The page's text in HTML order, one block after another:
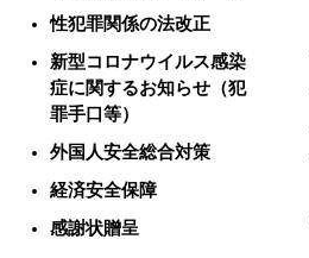
性犯罪関係の法改正
新型コロナウイルス感染
症に関するお知らせ（犯
罪手口等）
外国人安全総合対策
経済安全保障
感謝状贈呈